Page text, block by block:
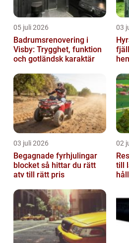
05 juli 2026
Badrumsrenovering i
Visby: Trygghet, funktion
och gotländsk karaktär
03
03 juli 2026
Begagnade fyrhjulingar
blocket så hittar du rätt
atv till rätt pris
02
till